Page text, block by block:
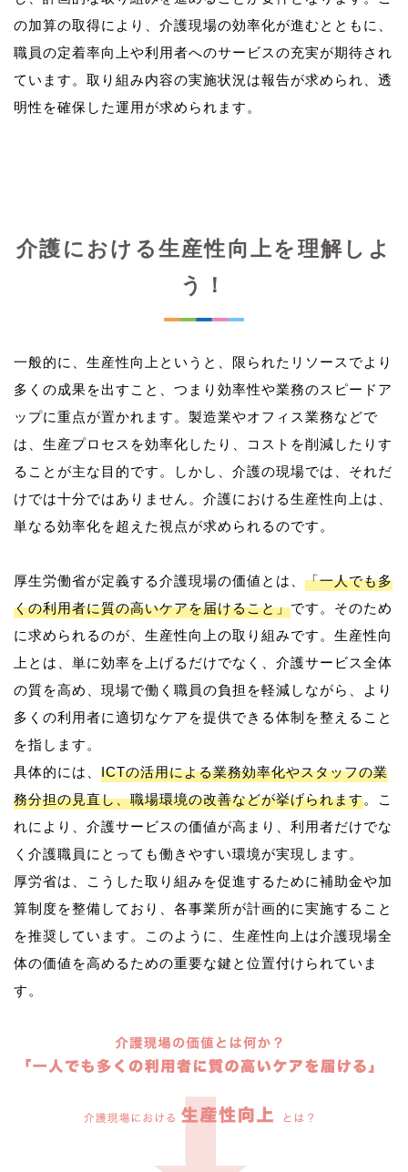
の加算の取得により、介護現場の効率化が進むとともに、
職員の定着率向上や利用者へのサービスの充実が期待され
ています。取り組み内容の実施状況は報告が求められ、透
介護における生産性向上を理解しよ
う！
一般的に、生産性向上というと、限られたリソースでより
多くの成果を出すこと、つまり効率性や業務のスピードア
ップに重点が置かれます。製造業やオフィス業務などで
は、生産プロセスを効率化したり、コストを削減したりす
ることが主な目的です。しかし、介護の現場では、それだ
けでは十分ではありません。介護における生産性向上は、
単なる効率化を超えた視点が求められるのです。
厚生労働省が定義する介護現場の価値とは、 「一人でも多
くの利用者に質の高いケアを届けること」です。そのため
に求められるのが、生産性向上の取り組みです。生産性向
上とは、単に効率を上げるだけでなく、介護サービス全体
の質を高め、現場で働く職員の負担を軽減しながら、より
多くの利用者に適切なケアを提供できる体制を整えること
を指します。
具体的には、 ICTの活用による業務効率化やスタッフの業
務分担の見直し、職場環境の改善などが挙げられます。こ
れにより、介護サービスの価値が高まり、利用者だけでな
く介護職員にとっても働きやすい環境が実現します。
厚労省は、こうした取り組みを促進するために補助金や加
算制度を整備しており、各事業所が計画的に実施すること
を推奨しています。このように、生産性向上は介護現場全
体の価値を高めるための重要な鍵と位置付けられていま